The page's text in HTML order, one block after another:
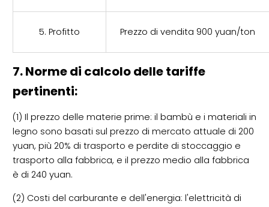
5. Profitto Prezzo di vendita 900 yuan/ton
7. Norme di calcolo delle tariffe
pertinenti:
(1) Il prezzo delle materie prime: il bambù e i materiali in
legno sono basati sul prezzo di mercato attuale di 200
yuan, più 20% di trasporto e perdite di stoccaggio e
trasporto alla fabbrica, e il prezzo medio alla fabbrica
è di 240 yuan.
(2) Costi del carburante e dell'energia: l'elettricità di